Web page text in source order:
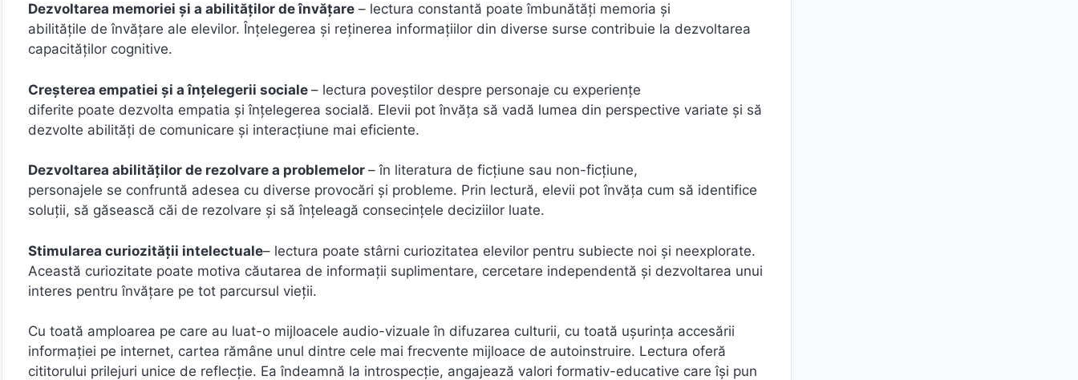
Dezvoltarea memoriei și a abilităților de învățare – lectura constantă poate îmbunătăți memoria și
abilitățile de învățare ale elevilor. Înțelegerea și reținerea informațiilor din diverse surse contribuie la dezvoltarea
capacităților cognitive.
Creșterea empatiei și a înțelegerii sociale – lectura poveștilor despre personaje cu experiențe
diferite poate dezvolta empatia și înțelegerea socială. Elevii pot învăța să vadă lumea din perspective variate și să
dezvolte abilități de comunicare și interacțiune mai eficiente.
Dezvoltarea abilităților de rezolvare a problemelor – în literatura de ficțiune sau non-ficțiune,
personajele se confruntă adesea cu diverse provocări și probleme. Prin lectură, elevii pot învăța cum să identifice
soluții, să găsească căi de rezolvare și să înțeleagă consecințele deciziilor luate.
Stimularea curiozității intelectuale– lectura poate stârni curiozitatea elevilor pentru subiecte noi și neexplorate.
Această curiozitate poate motiva căutarea de informații suplimentare, cercetare independentă și dezvoltarea unui
interes pentru învățare pe tot parcursul vieții.
Cu toată amploarea pe care au luat-o mijloacele audio-vizuale în difuzarea culturii, cu toată uşurinţa accesării
informaţiei pe internet, cartea rămâne unul dintre cele mai frecvente mijloace de autoinstruire. Lectura oferă
cititorului prilejuri unice de reflecţie. Ea îndeamnă la introspecţie, angajează valori formativ-educative care îşi pun